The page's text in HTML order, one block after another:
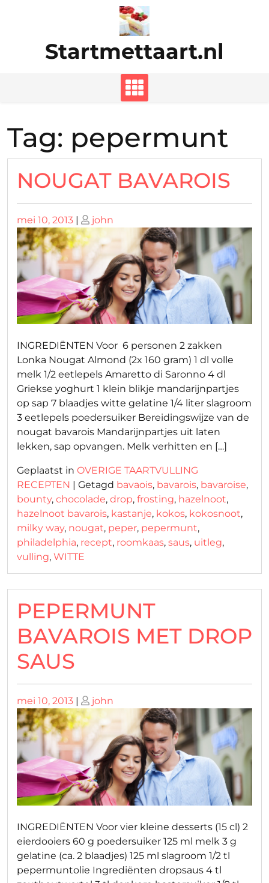
Startmettaart.nl
Tag: pepermunt
NOUGAT BAVAROIS
Geplaatst
op
mei 10, 2013 | Geplaatst
op
john
INGREDIËNTEN Voor 6 personen 2 zakken
Lonka Nougat Almond (2x 160 gram) 1 dl volle
melk 1/2 eetlepels Amaretto di Saronno 4 dl
Griekse yoghurt 1 klein blikje mandarijnpartjes
op sap 7 blaadjes witte gelatine 1/4 liter slagroom
3 eetlepels poedersuiker Bereidingswijze van de
nougat bavarois Mandarijnpartjes uit laten
lekken, sap opvangen. Melk verhitten en […]
Geplaatst in OVERIGE TAARTVULLING
RECEPTEN | Getagd bavaois, bavarois, bavaroise,
bounty, chocolade, drop, frosting, hazelnoot,
hazelnoot bavarois, kastanje, kokos, kokosnoot,
milky way, nougat, peper, pepermunt,
philadelphia, recept, roomkaas, saus, uitleg,
vulling, WITTE
PEPERMUNT
BAVAROIS MET DROP
SAUS
Geplaatst
op
mei 10, 2013 | Geplaatst
op
john
INGREDIËNTEN Voor vier kleine desserts (15 cl) 2
eierdooiers 60 g poedersuiker 125 ml melk 3 g
gelatine (ca. 2 blaadjes) 125 ml slagroom 1/2 tl
pepermuntolie Ingrediënten dropsaus 4 tl